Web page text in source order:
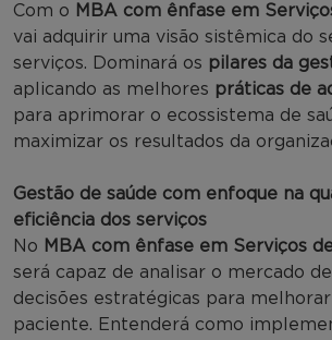
Com o MBA com ênfase em
vai adquirir uma visão sistêmica do
serviços. Dominará os pilares da
aplicando as melhores práticas de
para aprimorar o ecossistema de
maximizar os resultados da
Gestão de saúde com enfoque na
eficiência dos serviços
No MBA com ênfase em Serviços
será capaz de analisar o mercado
decisões estratégicas para
paciente. Entenderá como